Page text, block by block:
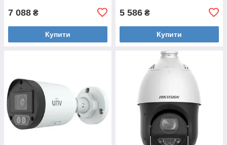
7 088 ₴
Купити
5 586 ₴
Купити